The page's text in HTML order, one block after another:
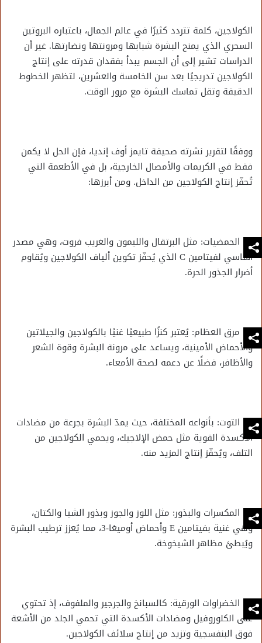
الكولاجين، كلمة تتردد كثيرًا في عالم الجمال، باعتباره البروتين
السحري الذي يمنح البشرة شبابها ومرونتها ونضارتها. غير أن
الدراسات تشير إلى أن الجسم يبدأ بفقدان قدرته على إنتاج
الكولاجين تدريجيًا بعد سن الخامسة والعشرين، لتظهر الخطوط
الدقيقة وتقل تماسك البشرة مع مرور الوقت.
ووفقًا لتقرير نشرته صحيفة تايمز أوف إنديا، فإن الحل لا يكمن
فقط في الكريمات والأمصال الخارجية، بل في الأطعمة التي
تُحفّز إنتاج الكولاجين من الداخل. ومن أبرزها:
الحمضيات: مثل البرتقال والليمون والغريب فروت، وهي مصدر
أساسي لفيتامين C الذي يُحفّز تكوين ألياف الكولاجين ويُقاوم
أضرار الجذور الحرة.
مرق العظام: يُعتبر كنزًا طبيعيًا غنيًا بالكولاجين والجيلاتين
والأحماض الأمينية، ويساعد على مرونة البشرة وقوة الشعر
والأظافر، فضلًا عن دعمه لصحة الأمعاء.
التوت: بأنواعه المختلفة، حيث يمدّ البشرة بجرعة من مضادات
الأكسدة القوية مثل حمض الإلاجيك، ويحمي الكولاجين من
التلف، ويُحفّز إنتاج المزيد منه.
المكسرات والبذور: مثل اللوز والجوز وبذور الشيا والكتان،
وهي غنية بفيتامين E وأحماض أوميغا-3، مما يُعزز ترطيب البشرة
ويُبطئ مظاهر الشيخوخة.
الخضراوات الورقية: كالسبانخ والجرجير والملفوف، إذ تحتوي
على الكلوروفيل ومضادات الأكسدة التي تحمي الجلد من الأشعة
فوق البنفسجية وتزيد من إنتاج سلائف الكولاجين.